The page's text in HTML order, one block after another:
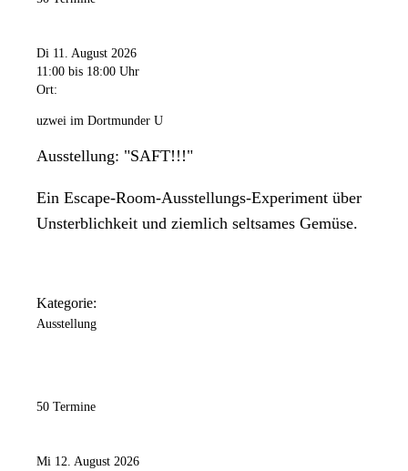
Di 11. August 2026
11:00 bis 18:00 Uhr
Ort:
uzwei im Dortmunder U
Ausstellung: "SAFT!!!"
Ein Escape-Room-Ausstellungs-Experiment über
Unsterblichkeit und ziemlich seltsames Gemüse.
Kategorie:
Ausstellung
50 Termine
Mi 12. August 2026